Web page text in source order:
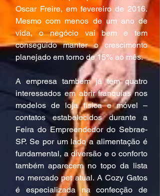
Oscar Freire, em fevereiro de 2016.
Mesmo com menos de um ano de
vida, o negócio vai bem e tem
conseguido manter o crescimento
planejado em torno de 15% ao mês.
A empresa também já tem quatro
interessados em abrir franquias nos
modelos de loja física e móvel –
contatos estabelecidos durante a
Feira do Empreendedor do Sebrae-
SP. Se por um lado a alimentação é
fundamental, a diversão e o conforto
também aparecem no topo da lista
no mercado pet atual. A Cozy Gatos
é especializada na confecção de